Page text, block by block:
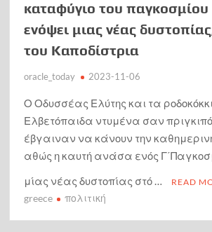
Αἶνος Στους Άξιους
τον χρησμό του Μαντείου Euroleonidas
καταφύγιο του
ενόψει μιας νέας
του Καποδίστρια
oracle_today 2023-11-06
Ο Οδυσσέας Ελύτης και τα
Ελβετόπαιδα ντυμένα σαν
έβγαιναν να κάνουν την
αθώς η καυτή ανάσα ενός
μίας νέας δυστοπίας στό …
READ
greece πολιτική